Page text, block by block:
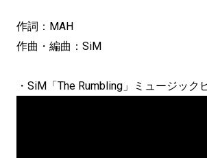
作詞：MAH
作曲・編曲：SiM
・SiM「The Rumbling」ミュージック